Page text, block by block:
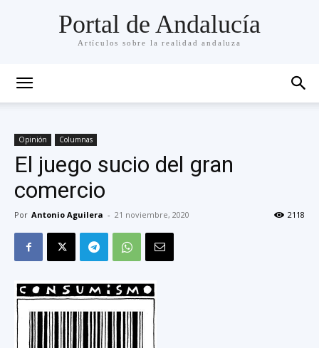
Portal de Andalucía
Artículos sobre la realidad andaluza
Opinión Columnas
El juego sucio del gran
comercio
Por Antonio Aguilera - 21 noviembre, 2020 2118